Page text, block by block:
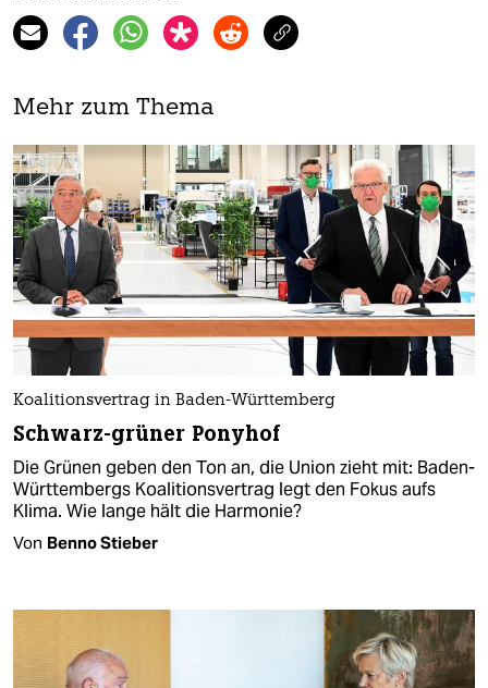
Mehr zum Thema
Koalitionsvertrag in Baden-Württemberg
Schwarz-grüner Ponyhof
Die Grünen geben den Ton an, die Union zieht mit: Baden-
Württembergs Koalitionsvertrag legt den Fokus aufs
Klima. Wie lange hält die Harmonie?
Von Benno Stieber